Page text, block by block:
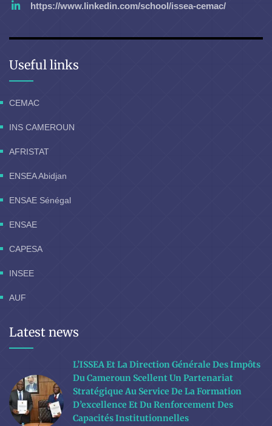
https://www.linkedin.com/school/issea-cemac/
Useful links
CEMAC
INS CAMEROUN
AFRISTAT
ENSEA Abidjan
ENSAE Sénégal
ENSAE
CAPESA
INSEE
AUF
Latest news
L’ISSEA Et La Direction Générale Des Impôts
Du Cameroun Scellent Un Partenariat
Stratégique Au Service De La Formation
D’excellence Et Du Renforcement Des
Capacités Institutionnelles